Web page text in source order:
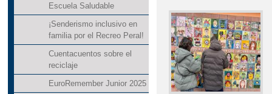
Escuela Saludable
¡Senderismo inclusivo en
familia por el Recreo Peral!
Cuentacuentos sobre el
reciclaje
EuroRemember Junior 2025